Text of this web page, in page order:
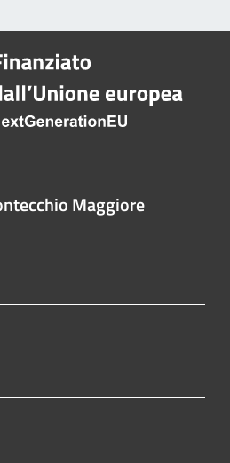
Maggiore